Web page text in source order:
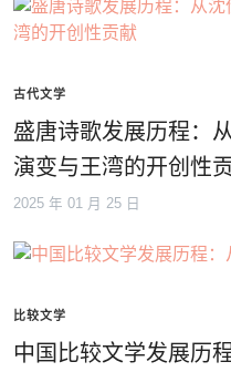
古代文学
盛唐诗歌发展历程：
演变与王湾的开创性
2025 年 01 月 25 日
比较文学
中国比较文学发展历